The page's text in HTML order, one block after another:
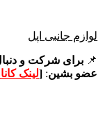
لوازم جانبی اپل
📌 برای شرکت و دنبال
عضو بشین:
[لینک